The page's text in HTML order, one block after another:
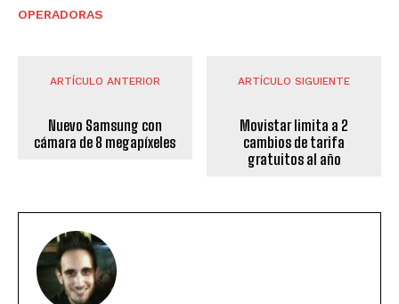
OPERADORAS
ARTÍCULO ANTERIOR
Nuevo Samsung con
cámara de 8 megapíxeles
ARTÍCULO SIGUIENTE
Movistar limita a 2
cambios de tarifa
gratuitos al año